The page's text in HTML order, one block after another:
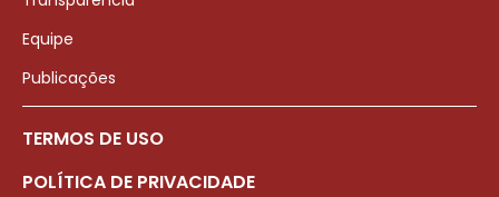
Equipe
Publicações
TERMOS DE USO
POLÍTICA DE PRIVACIDADE